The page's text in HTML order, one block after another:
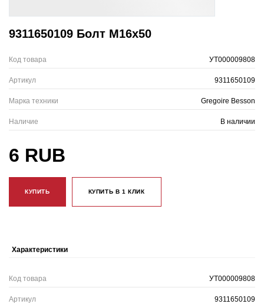
9311650109 Болт M16х50
Код товара УТ000009808
Артикул 9311650109
Марка техники Gregoire Besson
Наличие В наличии
6 RUB
КУПИТЬ КУПИТЬ В 1 КЛИК
Характеристики
Код товара УТ000009808
Артикул 9311650109